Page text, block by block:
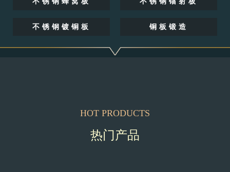
不锈钢镀铜板 铜板锻造
HOT PRODUCTS
热门产品